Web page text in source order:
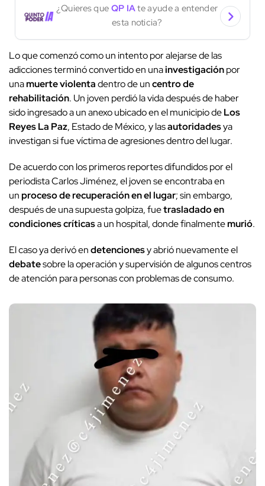
¿Quieres que QP IAte ayude a entender
esta noticia?
Lo que comenzó como un intento por alejarse de las
adicciones terminó convertido en unainvestigaciónpor
unamuerte violentadentro de uncentro de
rehabilitación. Un joven perdió la vida después de haber
sido ingresado a un anexo ubicado en el municipio deLos
Reyes La Paz, Estado de México, y lasautoridadesya
investigan si fue víctima de agresiones dentro del lugar.
De acuerdo con los primeros reportes difundidos por el
periodista Carlos Jiménez, el joven se encontraba en
unproceso de recuperación en el lugar; sin embargo,
después de una supuesta golpiza, fuetrasladado en
condiciones críticasa un hospital, donde finalmentemurió.
El caso ya derivó endetencionesy abrió nuevamente el
debatesobre la operación y supervisión de algunos centros
de atención para personas con problemas de consumo.